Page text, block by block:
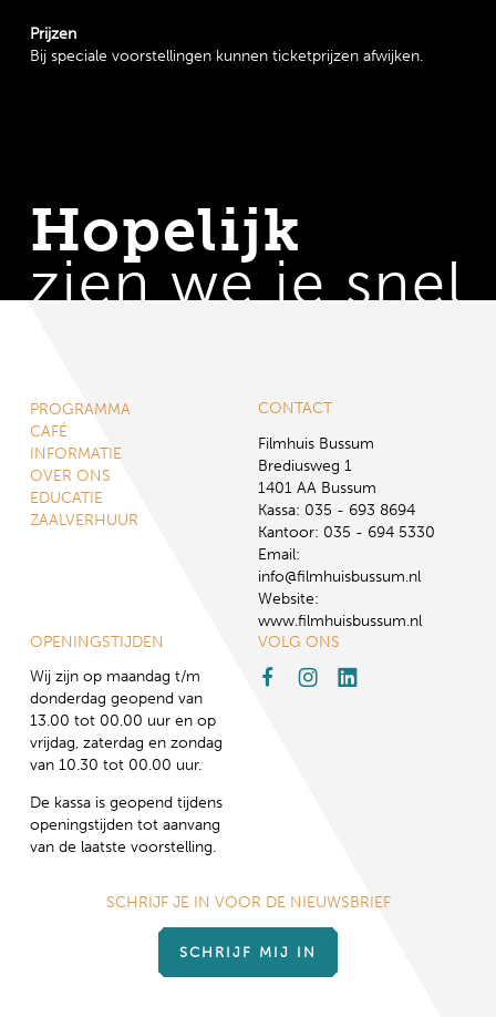
Prijzen
Bij speciale voorstellingen kunnen ticketprijzen afwijken.
Hopelijk
zien we je snel
PROGRAMMA
CAFÉ
INFORMATIE
OVER ONS
EDUCATIE
ZAALVERHUUR
CONTACT
Filmhuis Bussum
Brediusweg 1
1401 AA Bussum
Kassa: 035 - 693 8694
Kantoor: 035 - 694 5330
Email:
info@filmhuisbussum.nl
Website:
www.filmhuisbussum.nl
OPENINGSTIJDEN
Wij zijn op maandag t/m
donderdag geopend van
13.00 tot 00.00 uur en op
vrijdag, zaterdag en zondag
van 10.30 tot 00.00 uur.
De kassa is geopend tijdens
openingstijden tot aanvang
van de laatste voorstelling.
VOLG ONS
SCHRIJF JE IN VOOR DE NIEUWSBRIEF
SCHRIJF MIJ IN